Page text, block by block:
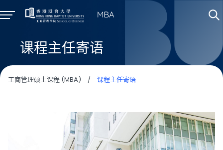
课程主任寄语
工商管理硕士课程 (MBA) / 课程主任寄语